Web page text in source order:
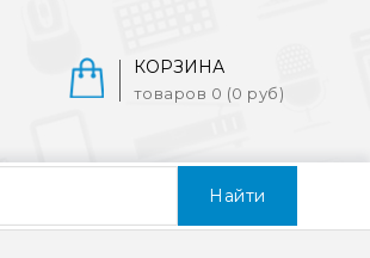
Найти
КОРЗИНА
товаров 0 (0 руб)